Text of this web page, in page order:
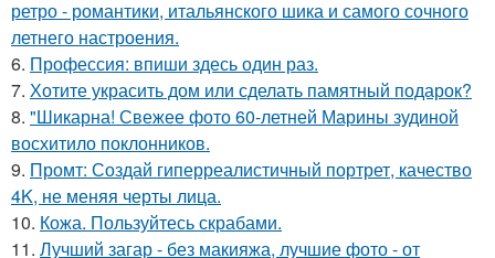
ретро - романтики, итальянского шика и самого сочного
летнего настроения.
6. Профессия: впиши здесь один раз.
7. Хотите украсить дом или сделать памятный подарок?
8. "Шикарна! Свежее фото 60-летней Марины зудиной
восхитило поклонников.
9. Промт: Создай гиперреалистичный портрет, качество
4K, не меняя черты лица.
10. Кожа. Пользуйтесь скрабами.
11. Лучший загар - без макияжа, лучшие фото - от